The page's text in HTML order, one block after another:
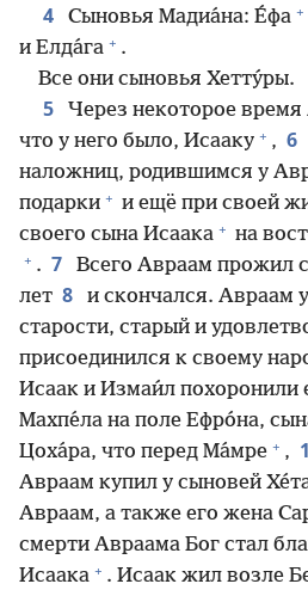
4 Сыновья Мадиа́на: Е́фа +
и Елда́га + .
Все они сыновья Хетту́ры.
5
Через некоторое
что у него было, Исааку + , 6
наложниц, родившимся у
подарки + и ещё при своей
своего сына Исаака + на
+ . 7
Всего Авраам прожил
лет 8
и скончался. Авраам
старости, старый и
присоединился к своему
Исаак и Измаи́л похоронили
Махпе́ла на поле Ефро́на,
Цоха́ра, что перед Ма́мре + ,
Авраам купил у сыновей
Авраам, а также его жена
смерти Авраама Бог стал
Исаака + . Исаак жил возле